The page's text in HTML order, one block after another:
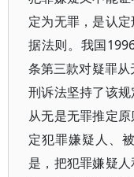
定为无罪，是认
据法则。我国
条第三款对疑罪
刑诉法坚持了该
从无是无罪推定
定犯罪嫌疑人、
是，把犯罪嫌疑